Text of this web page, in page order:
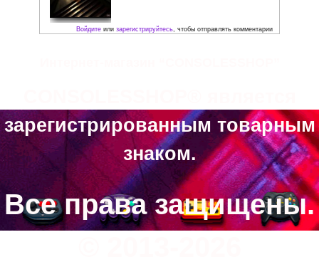
Скриншоты:
зарегистрированным товарным
знаком.
Все права защищены.